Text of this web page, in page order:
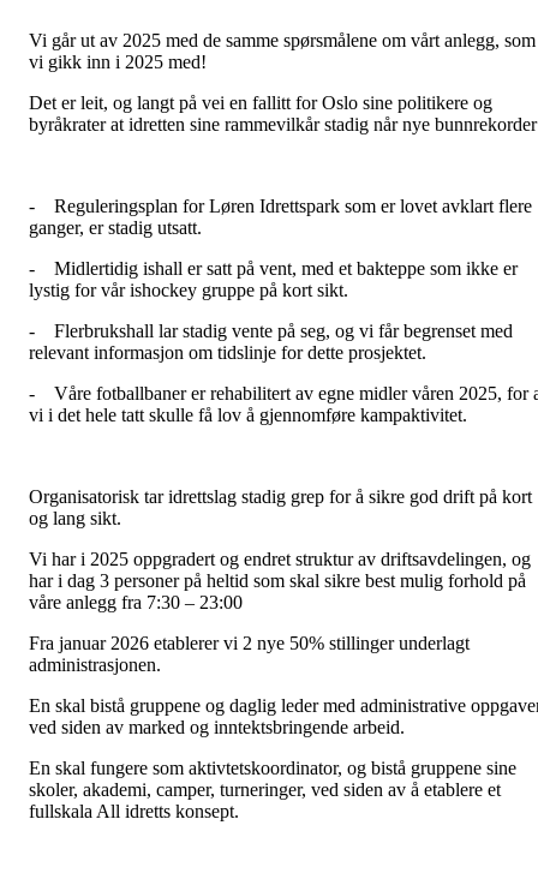
Vi går ut av 2025 med de samme spørsmålene om vårt anlegg, som
vi gikk inn i 2025 med!
Det er leit, og langt på vei en fallitt for Oslo sine politikere og
byråkrater at idretten sine rammevilkår stadig når nye
- Reguleringsplan for Løren Idrettspark som er lovet avklart flere
ganger, er stadig utsatt.
- Midlertidig ishall er satt på vent, med et bakteppe som ikke er
lystig for vår ishockey gruppe på kort sikt.
- Flerbrukshall lar stadig vente på seg, og vi får begrenset med
relevant informasjon om tidslinje for dette prosjektet.
- Våre fotballbaner er rehabilitert av egne midler våren 2025, for
vi i det hele tatt skulle få lov å gjennomføre kampaktivitet.
Organisatorisk tar idrettslag stadig grep for å sikre god drift på kort
og lang sikt.
Vi har i 2025 oppgradert og endret struktur av driftsavdelingen, og
har i dag 3 personer på heltid som skal sikre best mulig forhold på
våre anlegg fra 7:30 – 23:00
Fra januar 2026 etablerer vi 2 nye 50% stillinger underlagt
administrasjonen.
En skal bistå gruppene og daglig leder med administrative
ved siden av marked og inntektsbringende arbeid.
En skal fungere som aktivtetskoordinator, og bistå gruppene sine
skoler, akademi, camper, turneringer, ved siden av å etablere et
fullskala All idretts konsept.